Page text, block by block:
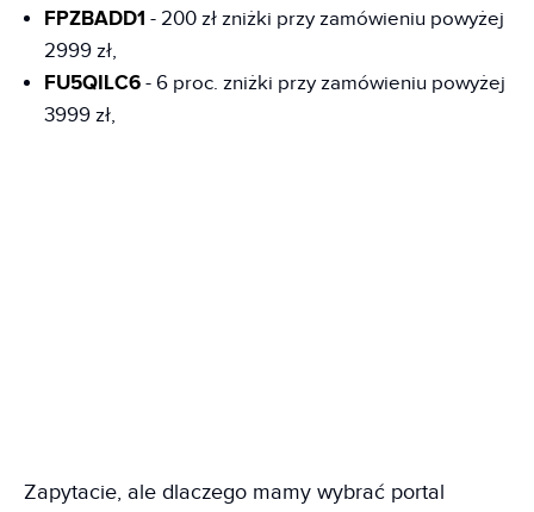
FPZBADD1 - 200 zł zniżki przy zamówieniu powyżej
2999 zł,
FU5QILC6 - 6 proc. zniżki przy zamówieniu powyżej
3999 zł,
Zapytacie, ale dlaczego mamy wybrać portal